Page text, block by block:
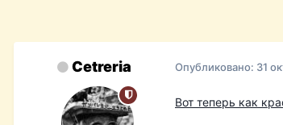
Cetreria Опубликовано: 31
Вот теперь как